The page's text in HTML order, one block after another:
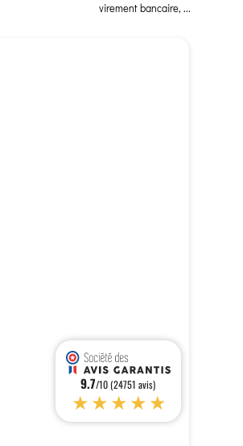
virement bancaire, ...
9.7/10 (24751 avis)
★★★★★